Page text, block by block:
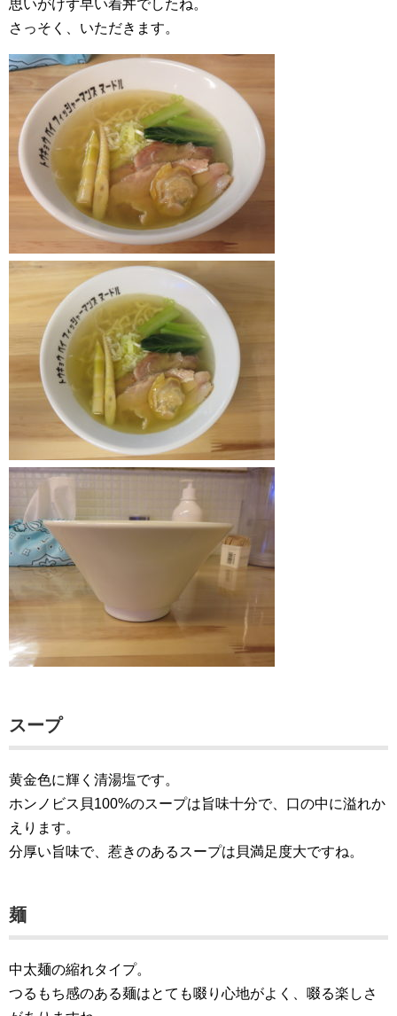
思いがけず早い着丼でしたね。
さっそく、いただきます。
スープ
黄金色に輝く清湯塩です。
ホンノビス貝100%のスープは旨味十分で、口の中に溢れか
えります。
分厚い旨味で、惹きのあるスープは貝満足度大ですね。
麺
中太麺の縮れタイプ。
つるもち感のある麺はとても啜り心地がよく、啜る楽しさ